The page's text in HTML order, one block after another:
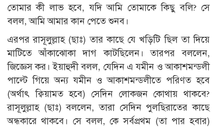
তোমার কী লাভ হবে, যদি আমি তোমাকে কিছু বলি? সে
বলল, আমি আমার কান পেতে শুনব।
এরপর রাসূলুল্লাহ (ছাঃ) তার কাছে যে খড়িটি ছিল তা দিয়ে
মাটিতে আঁকাঝোকা দাগ কাটছিলেন। তারপর বললেন,
জিজ্ঞেস কর। ইয়াহুদী বলল, যেদিন এ যমীন ও আকাশমন্ডলী
পাল্টে গিয়ে অন্য যমীন ও আকাশমন্ডলীতে পরিণত হবে
(অর্থাৎ ক্বিয়ামত হবে) সেদিন লোকজন কোথায় থাকবে?
রাসূলুল্লাহ (ছাঃ) বললেন, তারা সেদিন পুলছিরাতের কাছে
অন্ধকারে থাকবে। সে বলল, কে সর্বপ্রথম (তা পার হবার)